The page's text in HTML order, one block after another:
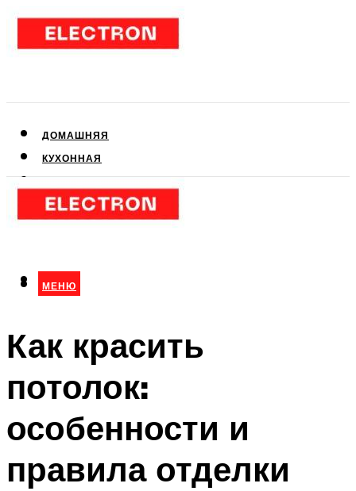
ДОМАШНЯЯ
КУХОННАЯ
КЛИМАТИЧЕСКАЯ
МЕНЮ
МЕНЮ
Как красить
потолок:
особенности и
правила отделки